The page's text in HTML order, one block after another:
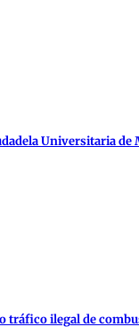
Universitaria de
tráfico ilegal de